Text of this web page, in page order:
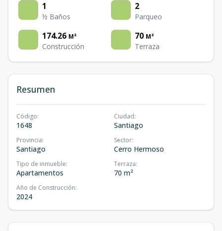
1
½ Baños
2
Parqueo
174.26 M²
Construcción
70 M²
Terraza
Resumen
Código:
1648
Ciudad:
Santiago
Provincia:
Santiago
Sector:
Cerro Hermoso
Tipo de inmueble:
Apartamentos
Terraza:
70 m²
Año de Construcción:
2024